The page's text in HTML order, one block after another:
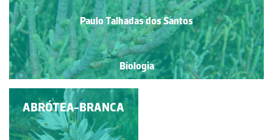
Paulo Talhadas dos Santos
Biologia
FETOS EPÍFITOS
ABRÓTEA-BRANCA